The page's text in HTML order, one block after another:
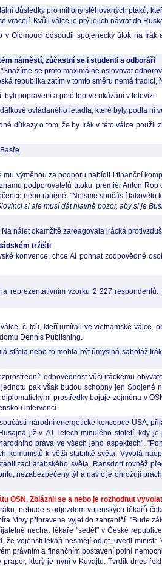
důsledky pro miliony stěhovaných ptáků,
vracejí. Kvůli válce je prý jejich návrat do
v Olomouci odsoudil spojenecký útok na
náměstí, zůčastní se i studenti a odboráři
se proto maximálně oslovovat
republika zatím v tomto směru nemá tradici,
byli popraveni a poté teprve ukázáni v televizi.
ovládaného letadla, které byly podla ní
důkazy o tom, že by Irák v této válce
mu výměnou za podporu nabídli i finanční
podporovatelů útoku, premiér Anton
nebo raněné. "Nejsme součástí takovéto
si ale musí dát hlavně pozor, aby si je
nálet okamžitě zareagovala irácká
tržišti
konvence, chce AI pohnat zodpovědné
reprezentativním vzorku 2 227
či tců, kteří umírali ve vietnamské válce,
Dennis Publishing.
střelanebo to mohla býtúmyslná sabotáž
odpovědnost vůči iráckému
pak však budou schopny jen Spojené
prostředky bojuje zejména v
intervenci.
národní energetické koncepce USA,
již v 70. letech minulého století, kdy
práva ve všech jeho aspektech".
komunistů k větší stabilitě světa. Vyvolá
arabského světa. Ransdorf rovněž
nezabezpečený týl a navíc je ohrožují
OSN. Zbláznil se a nebo je rozhodnut
nebude s odjezdem vojenských lékařů
Mrvy připravena vyjet do zahraničí. "Bude
nechat lékaře "sedět" v České
vojenští lékaři nesmějí odjet, uvedl
právním a finančním postavení polní
který je nyní v Kuvajtu. Tvrdík dnes